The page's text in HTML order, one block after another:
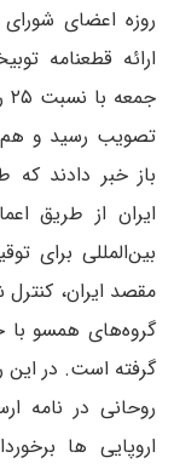
روزه اعضای
ارائه قطعنامه
تصویب رسید و هم
باز خبر دادند
ایران از طریق
بین‌المللی برای
مقصد ایران،
گروه‌های همسو با
گرفته است. در
اروپایی ها